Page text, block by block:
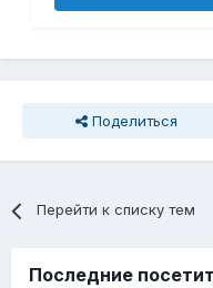
Поделиться
Перейти к списку тем
Последние